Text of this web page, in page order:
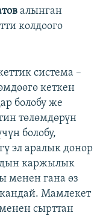
алынган
колдоого
система –
кеткен
болобу же
төлөмдөрүн
болобу,
эл аралык донор
каржылык
менен гана өз
Мамлекет
сырттан